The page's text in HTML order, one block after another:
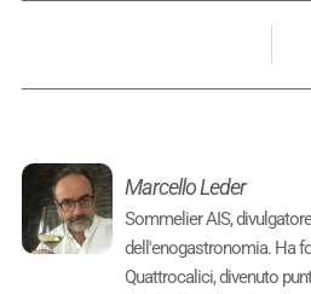
Marcello Leder
Sommelier AIS,
dell'enogastronomia. Ha
Quattrocalici, divenuto